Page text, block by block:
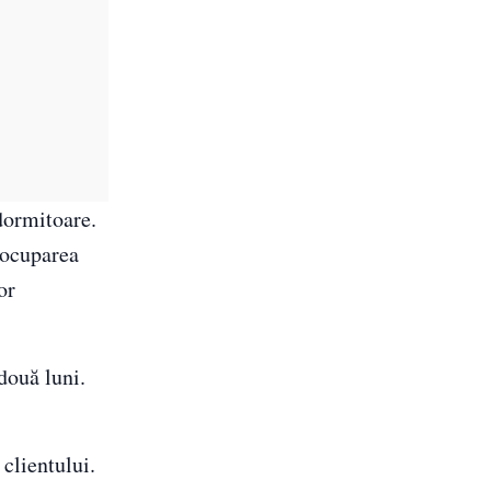
luni.
clientului.